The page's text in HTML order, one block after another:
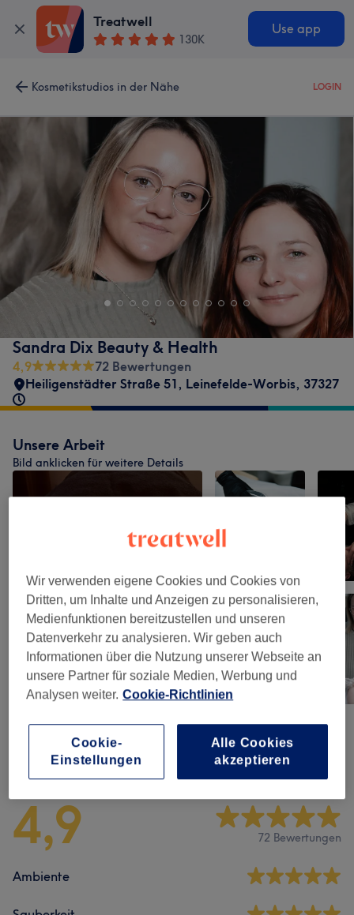
Treatwell
130K
Use app
Kosmetikstudios in der Nähe LOGIN
Sandra Dix Beauty & Health
4,9
72 Bewertungen
Heiligenstädter Straße 51, Leinefelde-Worbis, 37327
Unsere Arbeit
Bild anklicken für weitere Details
Salonbewertungen
4,9 72 Bewertungen
Ambiente
Wir verwenden eigene Cookies und Cookies von
Dritten, um Inhalte und Anzeigen zu personalisieren,
Medienfunktionen bereitzustellen und unseren
Datenverkehr zu analysieren. Wir geben auch
Informationen über die Nutzung unserer Webseite an
unsere Partner für soziale Medien, Werbung und
Analysen weiter. Cookie-Richtlinien
Cookie-
Einstellungen
Alle Cookies
akzeptieren